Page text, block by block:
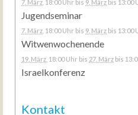
7. März , 18:00 Uhr bis 9. März bis 13:00
Jugendseminar
7. März , 18:00 Uhr bis 9. März bis 13:00
Witwenwochenende
19. März , 18:00 Uhr bis 27. März bis
Israelkonferenz
Kontakt